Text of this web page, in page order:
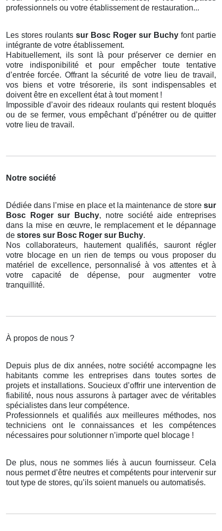
professionnels ou votre établissement de restauration...
Les stores roulants sur Bosc Roger sur Buchy font partie
intégrante de votre établissement.
Habituellement, ils sont là pour préserver ce dernier en
votre indisponibilité et pour empêcher toute tentative
d’entrée forcée. Offrant la sécurité de votre lieu de travail,
vos biens et votre trésorerie, ils sont indispensables et
doivent être en excellent état à tout moment !
Impossible d’avoir des rideaux roulants qui restent bloqués
ou de se fermer, vous empêchant d’pénétrer ou de quitter
votre lieu de travail.
Notre société
Dédiée dans l’mise en place et la maintenance de store sur
Bosc Roger sur Buchy, notre société aide entreprises
dans la mise en œuvre, le remplacement et le dépannage
de stores sur Bosc Roger sur Buchy.
Nos collaborateurs, hautement qualifiés, sauront régler
votre blocage en un rien de temps ou vous proposer du
matériel de excellence, personnalisé à vos attentes et à
votre capacité de dépense, pour augmenter votre
tranquillité.
À propos de nous ?
Depuis plus de dix années, notre société accompagne les
habitants comme les entreprises dans toutes sortes de
projets et installations. Soucieux d’offrir une intervention de
fiabilité, nous nous assurons à partager avec de véritables
spécialistes dans leur compétence.
Professionnels et qualifiés aux meilleures méthodes, nos
techniciens ont le connaissances et les compétences
nécessaires pour solutionner n’importe quel blocage !
De plus, nous ne sommes liés à aucun fournisseur. Cela
nous permet d’être neutres et compétents pour intervenir sur
tout type de stores, qu’ils soient manuels ou automatisés.